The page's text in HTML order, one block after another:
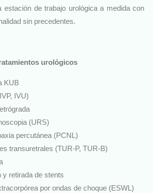
estación de trabajo urológica a medida con
sin precedentes.
urológicos
KUB
IVU)
(URS)
percutánea (PCNL)
transuretrales (TUR-P, TUR-B)
y retirada de stents
por ondas de choque (ESWL)